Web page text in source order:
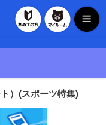
初めての方マイルー
）(スポーツ特集)